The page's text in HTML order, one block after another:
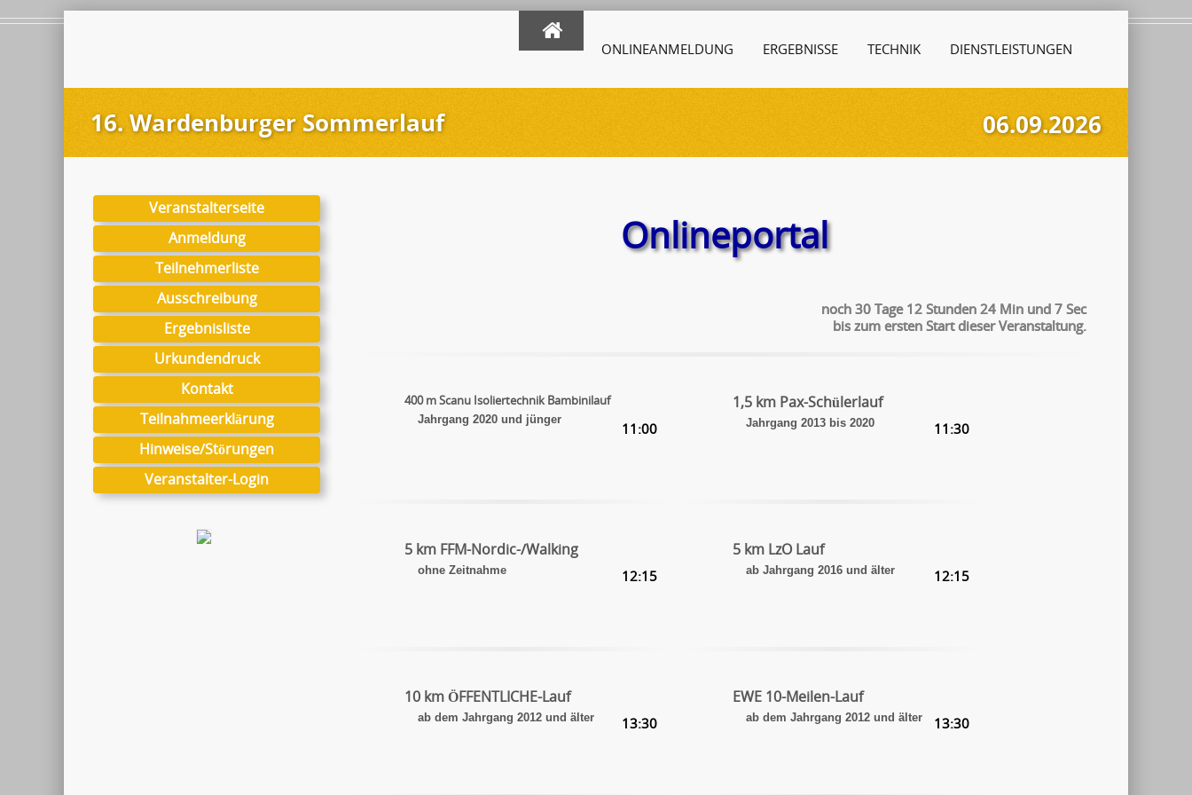
ONLINEANMELDUNG ERGEBNISSE TECHNIK DIENSTLEISTUNGEN
16. Wardenburger Sommerlauf 06.09.2026
Veranstalterseite
Anmeldung
Teilnehmerliste
Ausschreibung
Ergebnisliste
Urkundendruck
Kontakt
Teilnahmeerklärung
Hinweise/Störungen
Veranstalter-Login
Onlineportal
noch 30 Tage 12 Stunden 24 Min und 6 Sec
bis zum ersten Start dieser Veranstaltung.
400 m Scanu Isoliertechnik Bambinilauf
Jahrgang 2020 und jünger
11:00
1,5 km Pax-Schülerlauf
Jahrgang 2013 bis 2020 11:30
5 km FFM-Nordic-/Walking
ohne Zeitnahme 12:15
5 km LzO Lauf
ab Jahrgang 2016 und älter 12:15
10 km ÖFFENTLICHE-Lauf
ab dem Jahrgang 2012 und älter 13:30
EWE 10-Meilen-Lauf
ab dem Jahrgang 2012 und älter 13:30